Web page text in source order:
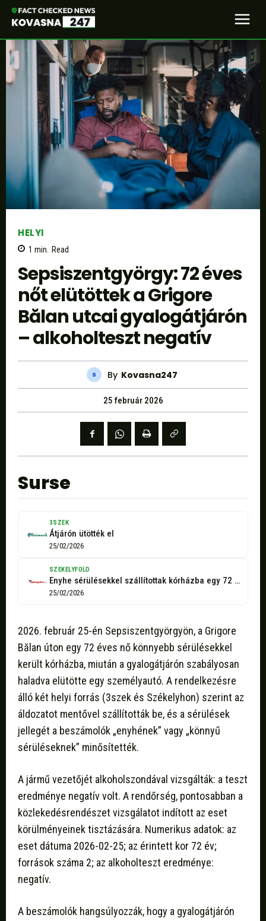
HELYI
1 min. Read
Sepsiszentgyörgy: 72 éves
nőt elütöttek a Grigore
Bălan utcai gyalogátjárón
– alkoholteszt negatív
By Kovasna247
25 február 2026
Surse
3SZEK
Átjárón ütötték el
25/02/2026
SZEKELYFOLD
Enyhe sérülésekkel szállítottak kórházba egy 72 éves nőt Sepsiszentgyörgyön, miután egy személyautó...
25/02/2026
2026. február 25-én Sepsiszentgyörgyön, a Grigore
Bălan úton egy 72 éves nő könnyebb sérülésekkel
került kórházba, miután a gyalogátjárón szabályosan
haladva elütötte egy személyautó. A rendelkezésre
álló két helyi forrás (3szek és Székelyhon) szerint az
áldozatot mentővel szállították be, és a sérülések
jellegét a beszámolók „enyhének” vagy „könnyű
sérüléseknek” minősítették.
A jármű vezetőjét alkoholszondával vizsgálták: a teszt
eredménye negatív volt. A rendőrség, pontosabban a
közlekedésrendészet vizsgálatot indított az eset
körülményeinek tisztázására. Numerikus adatok: az
eset dátuma 2026-02-25; az érintett kor 72 év;
források száma 2; az alkoholteszt eredménye:
negatív.
A beszámolók hangsúlyozzák, hogy a gyalogátjárón